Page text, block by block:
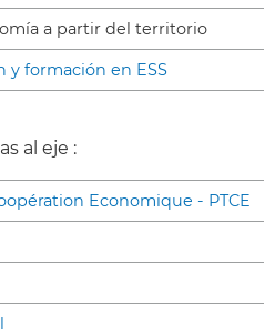
a partir del territorio
y formación en ESS
al eje :
Economique - PTCE